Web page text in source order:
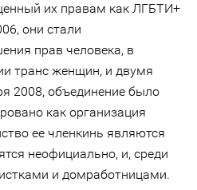
их правам как ЛГБТИ+
они стали
прав человека, в
транс женщин, и двумя
2008, объединение было
как организация
ее членкинь являются
неофициально, и, среди
и домработницами.